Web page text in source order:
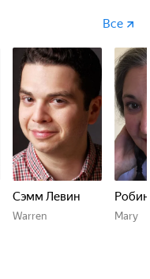
Все
Сэмм Левин
Warren
Робин
Mary